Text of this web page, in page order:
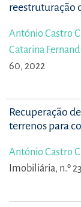
reestruturação
António Castro
Catarina
60, 2022
Recuperação
terrenos para
António Castro
Imobiliária, n.º